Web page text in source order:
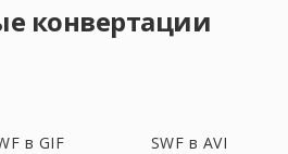
конвертации
в GIF SWF в AVI